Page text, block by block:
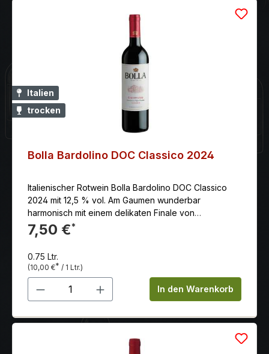
Italien
trocken
Bolla Bardolino DOC Classico 2024
Italienischer Rotwein Bolla Bardolino DOC Classico
2024 mit 12,5 % vol. Am Gaumen wunderbar
harmonisch mit einem delikaten Finale von
aromatischen Waldbeeren
7,50 €*
0.75 Ltr.
(10,00 €* / 1 Ltr.)
Produkt Anzahl: Gib denIn den Warenkorb